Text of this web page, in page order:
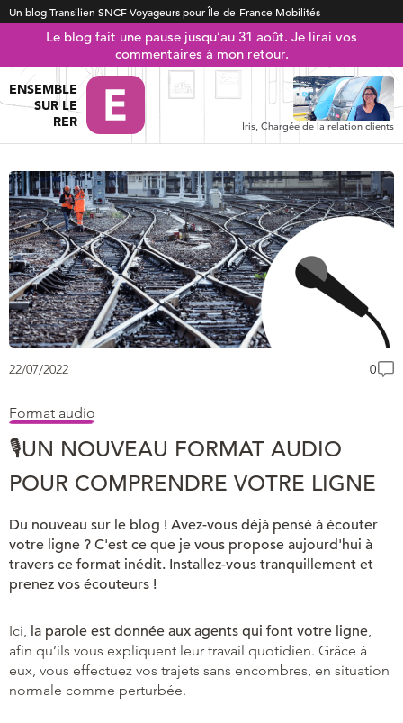
Un blog Transilien SNCF Voyageurs pour Île-de-France Mobilités
Le blog fait une pause jusqu’au 31 août. Je lirai vos
commentaires à mon retour.
ENSEMBLE
SUR LE
RER
Iris, Chargée de la relation clients
22/07/2022 0
Format audio
🎙UN NOUVEAU FORMAT AUDIO
POUR COMPRENDRE VOTRE LIGNE
Du nouveau sur le blog ! Avez-vous déjà pensé à écouter
votre ligne ? C'est ce que je vous propose aujourd'hui à
travers ce format inédit. Installez-vous tranquillement et
prenez vos écouteurs !
Ici, la parole est donnée aux agents qui font votre ligne
afin qu’ils vous expliquent leur travail quotidien. Grâce à
eux, vous effectuez vos trajets sans encombres, en situation
normale comme perturbée.